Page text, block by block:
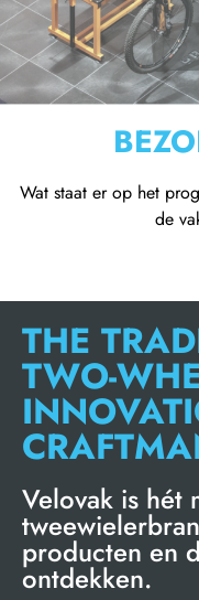
Wat staat er op het
de
THE
TWO-
Velovak is hét
producten en
ontdekken.